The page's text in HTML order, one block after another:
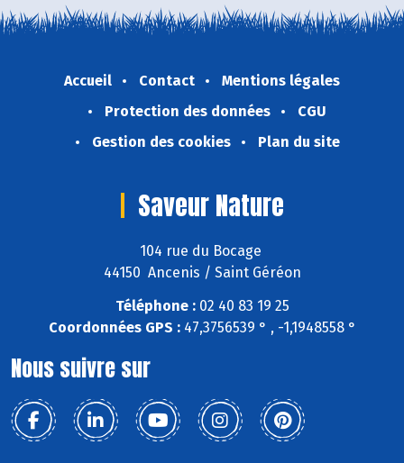
Accueil Contact
Mentions légales
Protection des données
CGU
Gestion des cookies
Plan du site
Saveur Nature
104 rue du Bocage
44150 Ancenis / Saint Géréon
Téléphone :02 40 83 19 25
Coordonnées GPS :47,3756539 ° , -1,1948558 °
Nous suivre sur